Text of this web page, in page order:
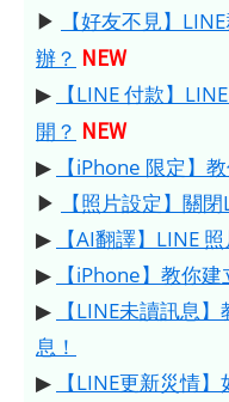
▶
【好友不見】
辦？ NEW
▶
【LINE 付款】
開？ NEW
▶
【iPhone 限定】
▶
【照片設定】關
▶
【AI翻譯】LINE
▶
【iPhone】教你建
▶
【LINE未讀訊息
息！
▶
【LINE更新災情